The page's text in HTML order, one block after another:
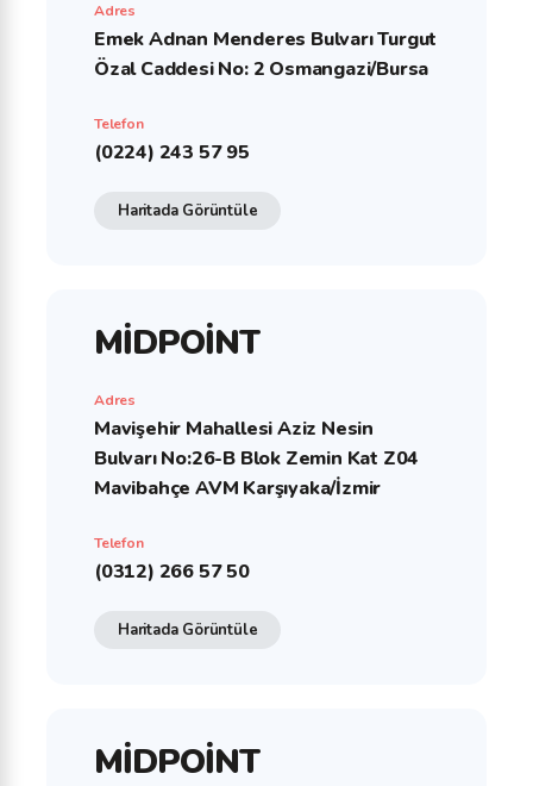
Adres
Emek Adnan Menderes Bulvarı Turgut
Özal Caddesi No: 2 Osmangazi/Bursa
Telefon
(0224) 243 57 95
Haritada Görüntüle
MİDPOİNT
Adres
Mavişehir Mahallesi Aziz Nesin
Bulvarı No:26-B Blok Zemin Kat Z04
Mavibahçe AVM Karşıyaka/İzmir
Telefon
(0312) 266 57 50
Haritada Görüntüle
MİDPOİNT